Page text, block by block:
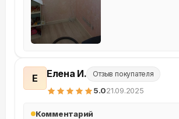
Е Елена И. Отзыв покупателя
5.021.09.2025
Комментарий